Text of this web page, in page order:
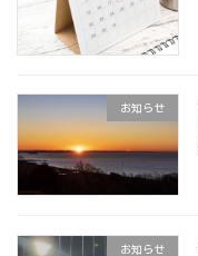
お知らせ
お知らせ